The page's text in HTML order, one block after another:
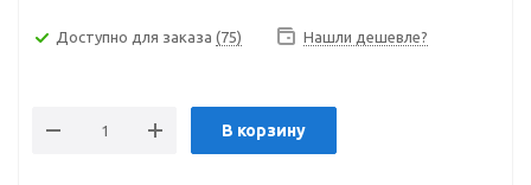
Доступно для заказа (75) Нашли дешевле?
В корзину